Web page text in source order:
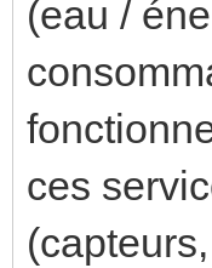
(eau /
ces